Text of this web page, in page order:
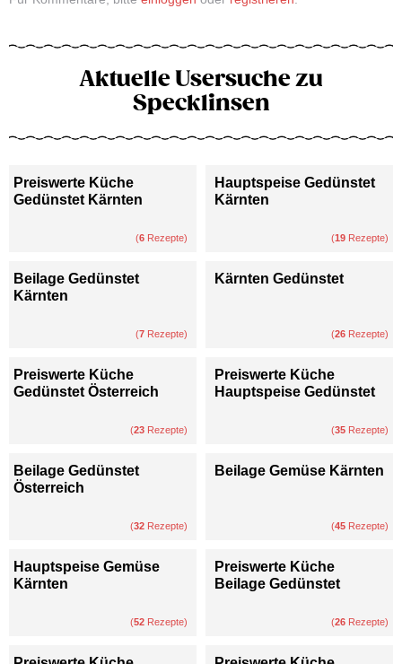
Aktuelle Usersuche zu
Specklinsen
Preiswerte Küche
Gedünstet Kärnten
(6 Rezepte)
Hauptspeise Gedünstet
Kärnten
(19 Rezepte)
Beilage Gedünstet
Kärnten
(7 Rezepte)
Kärnten Gedünstet
(26 Rezepte)
Preiswerte Küche
Gedünstet Österreich
(23 Rezepte)
Preiswerte Küche
Hauptspeise Gedünstet
(35 Rezepte)
Beilage Gedünstet
Österreich
(32 Rezepte)
Beilage Gemüse Kärnten
(45 Rezepte)
Hauptspeise Gemüse
Kärnten
(52 Rezepte)
Preiswerte Küche
Beilage Gedünstet
(26 Rezepte)